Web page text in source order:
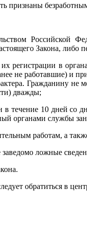
признаны
Российской
Закона, либо
регистрации в
не работавшие) и
Гражданину не
дважды;
течение 10 дней со
органами службы
работам, а
ложные
обратиться в